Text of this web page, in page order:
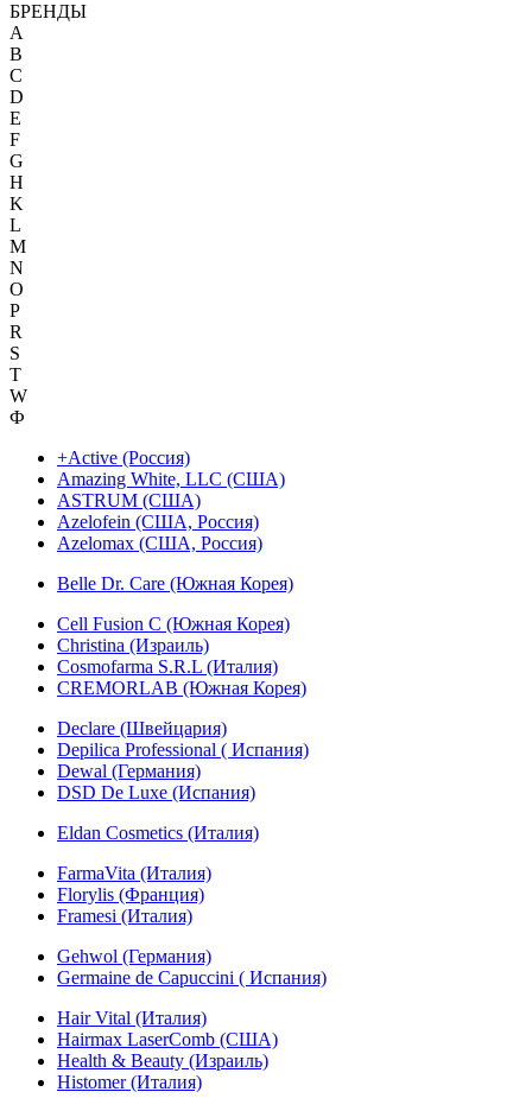
БРЕНДЫ
A
B
C
D
E
F
G
H
K
L
M
N
O
P
R
S
T
W
Ф
+Active (Россия)
Amazing White, LLC (США)
ASTRUM (США)
Azelofein (США, Россия)
Azelomax (США, Россия)
Belle Dr. Care (Южная Корея)
Cell Fusion C (Южная Корея)
Christina (Израиль)
Cosmofarma S.R.L (Италия)
CREMORLAB (Южная Корея)
Declare (Швейцария)
Depilica Professional ( Испания)
Dewal (Германия)
DSD De Luxe (Испания)
Eldan Cosmetics (Италия)
FarmaVita (Италия)
Florylis (Франция)
Framesi (Италия)
Gehwol (Германия)
Germaine de Capuccini ( Испания)
Hair Vital (Италия)
Hairmax LaserComb (США)
Health & Beauty (Израиль)
Histomer (Италия)